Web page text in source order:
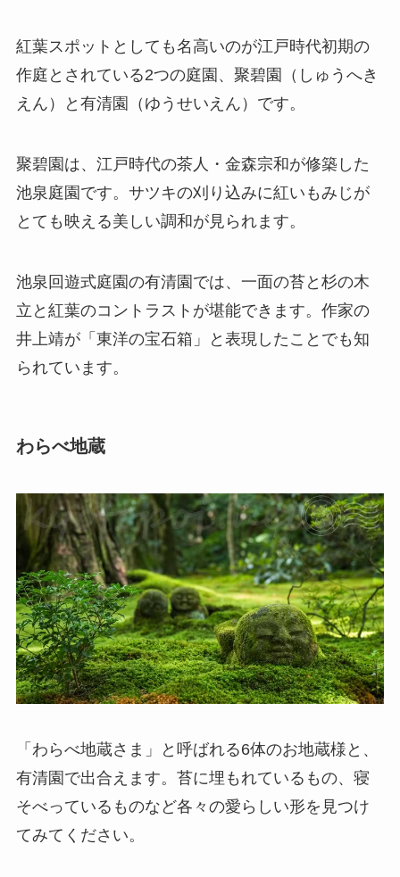
紅葉スポットとしても名高いのが江戸時代初期の
作庭とされている2つの庭園、聚碧園（しゅうへき
えん）と有清園（ゆうせいえん）です。
聚碧園は、江戸時代の茶人・金森宗和が修築した
池泉庭園です。サツキの刈り込みに紅いもみじが
とても映える美しい調和が見られます。
池泉回遊式庭園の有清園では、一面の苔と杉の木
立と紅葉のコントラストが堪能できます。作家の
井上靖が「東洋の宝石箱」と表現したことでも知
られています。
わらべ地蔵
「わらべ地蔵さま」と呼ばれる6体のお地蔵様と、
有清園で出合えます。苔に埋もれているもの、寝
そべっているものなど各々の愛らしい形を見つけ
てみてください。